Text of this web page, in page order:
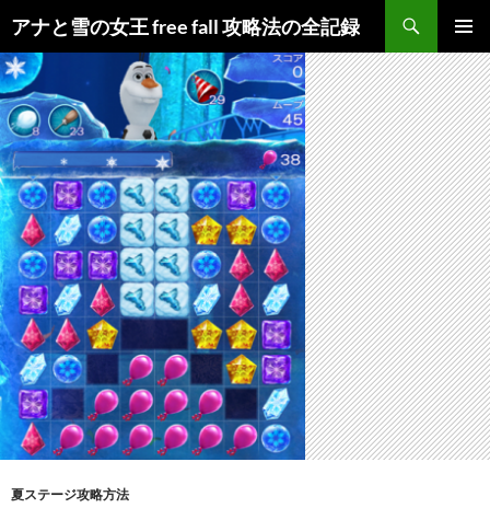
アナと雪の女王 free fall 攻略法の全記録
索
メインメ
ニュー
ン
テ
ン
ツ
へ
ス
キ
ッ
プ
夏ステージ攻略方法